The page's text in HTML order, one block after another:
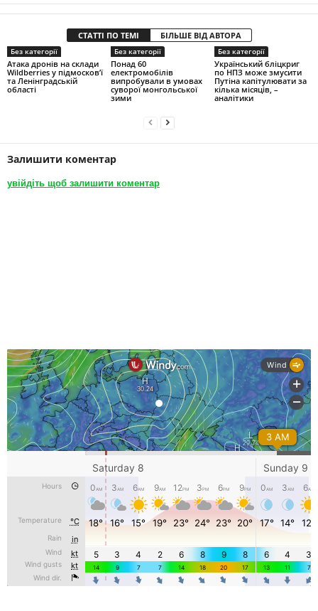
СТАТТІ ПО ТЕМІ БІЛЬШЕ ВІД АВТОРА
Без категорії
Атака дронів на склади
Wildberries у підмосков’ї
та Ленінградській
області
Без категорії
Понад 60
електромобілів
випробували в умовах
суворої монгольської
зими
Без категорії
Український бліцкриг
по НПЗ може змусити
Путіна капітулювати за
кілька місяців, –
аналітики
Залишити коментар
увійдіть щоб залишити коментар